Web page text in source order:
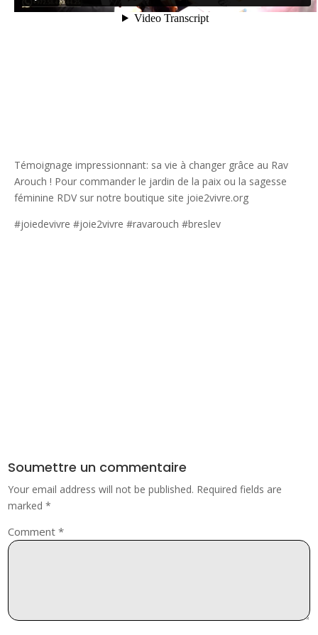
Témoignage impressionnant: sa vie à changer grâce au Rav
Arouch ! Pour commander le jardin de la paix ou la sagesse
féminine RDV sur notre boutique site joie2vivre.org
#joiedevivre #joie2vivre #ravarouch #breslev
Soumettre un commentaire
Your email address will not be published. Required fields are
marked*
Comment*